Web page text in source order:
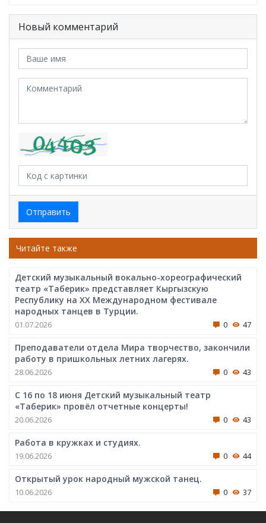
Новый комментарий
Отправить
Читайте также
Детский музыкальный вокально-хореографический
театр «Таберик» представляет Кыргызскую
Республику на XX Международном фестивале
народных танцев в Турции.
01.07.2026 0 47
Преподаватели отдела Мира творчество, закончили
работу в пришкольных летних лагерях.
28.06.2026 0 43
С 16 по 18 июня Детский музыкальный театр
«Таберик» провёл отчетные концерты!
20.06.2026 0 43
Работа в кружках и студиях.
19.06.2026 0 44
Открытый урок народный мужской танец.
10.06.2026 0 37